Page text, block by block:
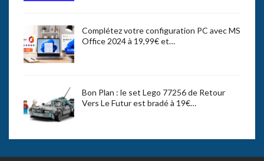
Complétez votre configuration PC avec MS
Office 2024 à 19,99€ et…
Bon Plan : le set Lego 77256 de Retour
Vers Le Futur est bradé à 19€…